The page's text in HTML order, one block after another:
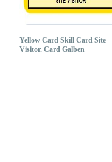
Yellow Card Skill Card Site
Visitor. Card Galben